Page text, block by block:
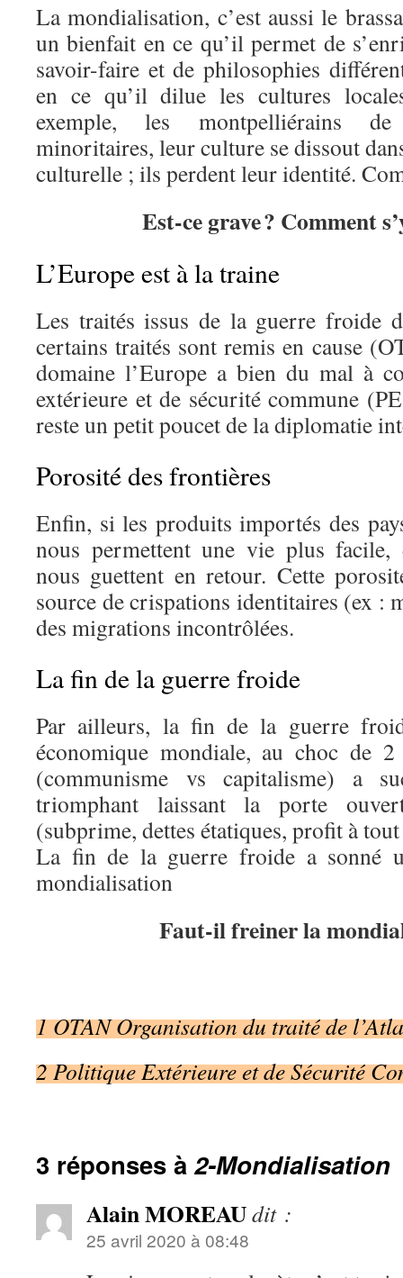
La mondialisation, c’est aussi le
un bienfait en ce qu’il permet de
savoir-faire et de philosophies
en ce qu’il dilue les cultures
exemple, les montpelliérains de
minoritaires, leur culture se dissout
culturelle ; ils perdent leur identité.
Est-ce grave ? Comment
L’Europe est à la traine
Les traités issus de la guerre froide
certains traités sont remis en cause
domaine l’Europe a bien du mal à
extérieure et de sécurité commune
reste un petit poucet de la diplomatie
Porosité des frontières
Enfin, si les produits importés des
nous permettent une vie plus facile,
nous guettent en retour. Cette
source de crispations identitaires (ex :
des migrations incontrôlées.
La fin de la guerre froide
Par ailleurs, la fin de la guerre
économique mondiale, au choc de 2
(communisme vs capitalisme) a
triomphant laissant la porte
(subprime, dettes étatiques, profit à
La fin de la guerre froide a sonné
mondialisation
Faut-il freiner la
1 OTAN Organisation du traité de
2 Politique Extérieure et de Sécurité
3 réponses à2-Mondialisation
Alain MOREAUdit :
25 avril 2020 à 08:48